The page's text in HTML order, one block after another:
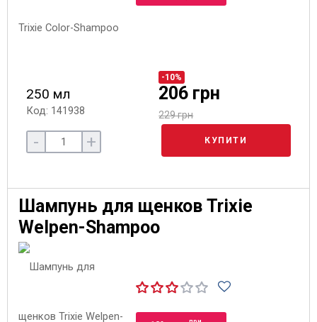
250 мл
Код: 141938
-10%
206 грн
229 грн
- + КУПИТИ
Шампунь для щенков Trixie
Welpen-Shampoo